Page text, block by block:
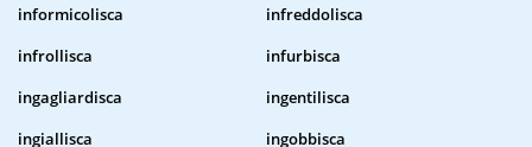
informicolisca
infreddolisca
infrollisca
infurbisca
ingagliardisca
ingentilisca
ingiallisca
ingobbisca